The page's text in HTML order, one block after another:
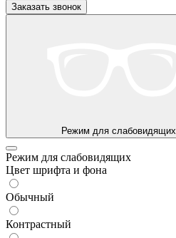
Заказать звонок
Режим для слабовидящих
Режим для слабовидящих
Цвет шрифта и фона
Обычный
Контрастный